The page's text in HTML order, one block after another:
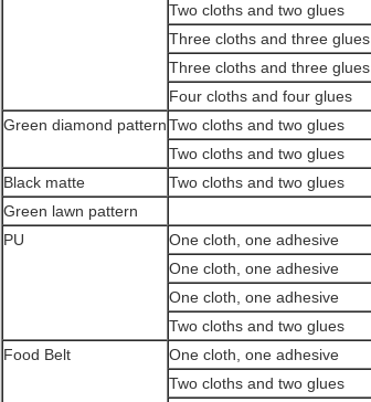
Two cloths and two glues
Three cloths and three glues
Three cloths and three glues
Four cloths and four glues
Green diamond patternTwo cloths and two glues
Two cloths and two glues
Black matte
Two cloths and two glues
Green lawn pattern
PU
One cloth, one adhesive
One cloth, one adhesive
One cloth, one adhesive
Two cloths and two glues
Food Belt
One cloth, one adhesive
Two cloths and two glues